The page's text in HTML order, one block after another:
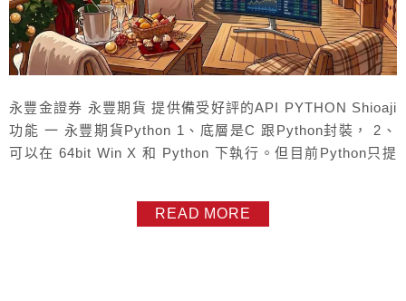
永豐金證券 永豐期貨 提供備受好評的API PYTHON Shioaji
功能 一 永豐期貨Python 1、底層是C 跟Python封裝， 2、
可以在 64bit Win X 和 Python 下執行。但目前Python只提
行最新版的python api就有提供這項功能。 但還是要先 簽署
風險預告書 , 可線上簽署 並完成測試回...
READ MORE